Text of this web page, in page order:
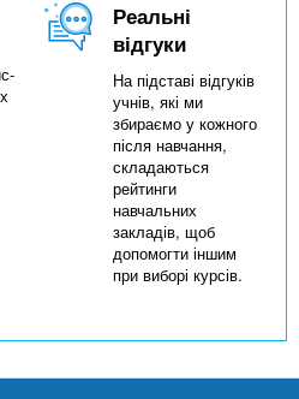
Реальні
відгуки
На підставі відгуків
учнів, які ми
збираємо у кожного
після навчання,
складаються
рейтинги
навчальних
закладів, щоб
допомогти іншим
при виборі курсів.